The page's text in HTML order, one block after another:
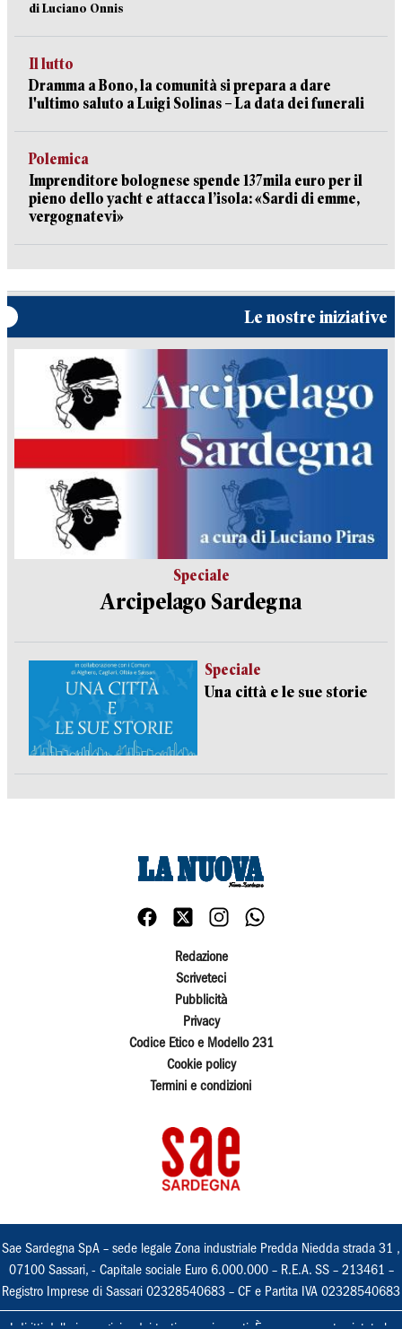
di Luciano Onnis
Il lutto
Dramma a Bono, la comunità si prepara a dare
l'ultimo saluto a Luigi Solinas – La data dei funerali
Polemica
Imprenditore bolognese spende 137mila euro per il
pieno dello yacht e attacca l’isola: «Sardi di emme,
vergognatevi»
Le nostre iniziative
Speciale
Arcipelago Sardegna
Speciale
Una città e le sue storie
Redazione
Scriveteci
Pubblicità
Privacy
Codice Etico e Modello 231
Cookie policy
Termini e condizioni
Sae Sardegna SpA – sede legale Zona industriale Predda Niedda strada 31 ,
07100 Sassari, - Capitale sociale Euro 6.000.000 – R.E.A. SS – 213461 –
Registro Imprese di Sassari 02328540683 – CF e Partita IVA 02328540683